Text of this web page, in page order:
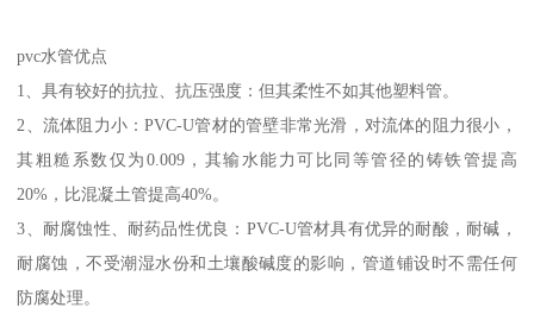
pvc水管优点
1、具有较好的抗拉、抗压强度：但其柔性不如其他塑料管。
2、流体阻力小：PVC-U管材的管壁非常光滑，对流体的阻力很小，
其粗糙系数仅为0.009，其输水能力可比同等管径的铸铁管提高
20%，比混凝土管提高40%。
3、耐腐蚀性、耐药品性优良：PVC-U管材具有优异的耐酸，耐碱，
耐腐蚀，不受潮湿水份和土壤酸碱度的影响，管道铺设时不需任何
防腐处理。